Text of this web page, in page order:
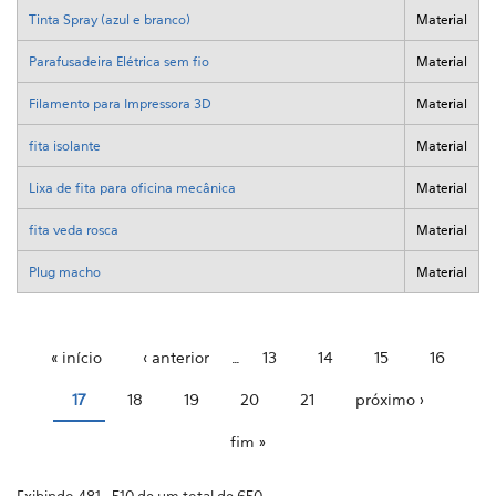
Tinta Spray (azul e branco) Material
Parafusadeira Elétrica sem fio Material
Filamento para Impressora 3D Material
fita isolante Material
Lixa de fita para oficina mecânica Material
fita veda rosca Material
Plug macho Material
« início ‹ anterior 13 14 15 16
17 18 19 20 21 próximo ›
fim »